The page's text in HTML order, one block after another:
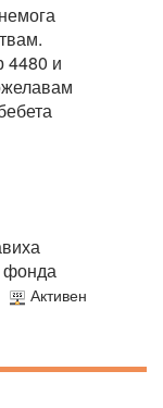
4480 и
фонда
Активен